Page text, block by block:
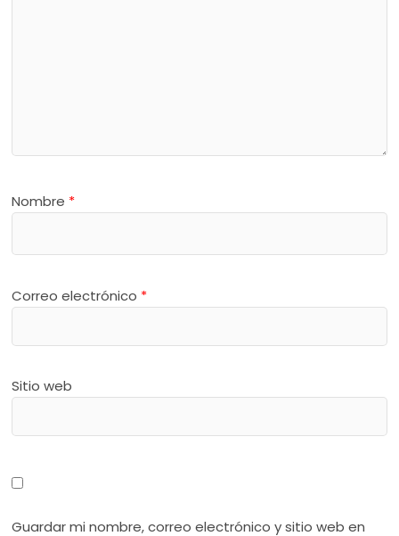
Nombre *
Correo electrónico *
Sitio web
Guardar mi nombre, correo electrónico y sitio web en